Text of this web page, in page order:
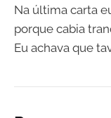
Na última carta
porque cabia
Eu achava que